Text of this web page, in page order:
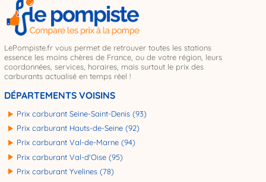
LePompiste.fr vous permet de retrouver toutes les stations
essence les moins chères de France, ou de votre région, leurs
coordonnées, services, horaires, mais surtout le prix des
carburants actualisé en temps réel !
DÉPARTEMENTS VOISINS
Prix carburant Seine-Saint-Denis (93)
Prix carburant Hauts-de-Seine (92)
Prix carburant Val-de-Marne (94)
Prix carburant Val-d'Oise (95)
Prix carburant Yvelines (78)